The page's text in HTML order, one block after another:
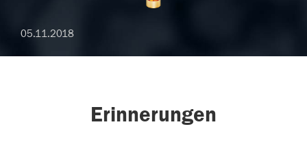
05.11.2018
Erinnerungen